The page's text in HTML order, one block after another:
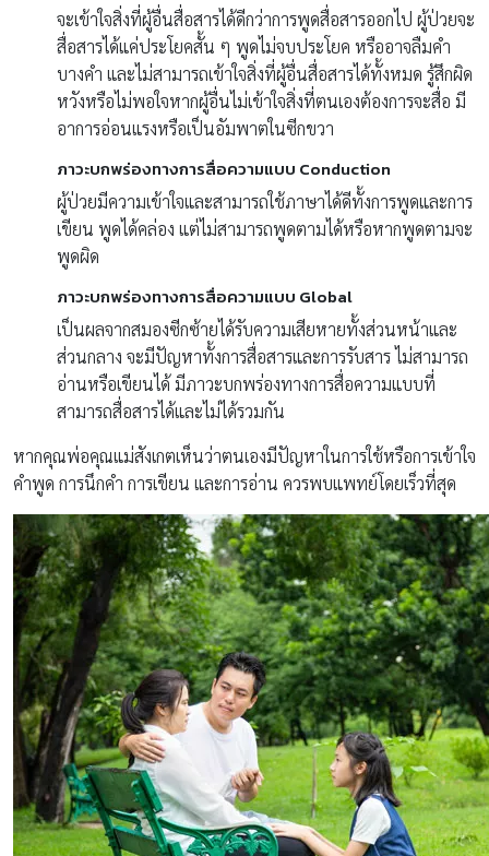
จะเข้าใจสิ่งที่ผู้อื่นสื่อสารได้ดีกว่าการพูดสื่อสารออกไป ผู้ป่วยจะ
สื่อสารได้แค่ประโยคสั้น ๆ พูดไม่จบประโยค หรืออาจลืมคำ
บางคำ และไม่สามารถเข้าใจสิ่งที่ผู้อื่นสื่อสารได้ทั้งหมด รู้สึกผิด
หวังหรือไม่พอใจหากผู้อื่นไม่เข้าใจสิ่งที่ตนเองต้องการจะสื่อ มี
อาการอ่อนแรงหรือเป็นอัมพาตในซีกขวา
ภาวะบกพร่องทางการสื่อความแบบ Conduction
ผู้ป่วยมีความเข้าใจและสามารถใช้ภาษาได้ดีทั้งการพูดและการ
เขียน พูดได้คล่อง แต่ไม่สามารถพูดตามได้หรือหากพูดตามจะ
พูดผิด
ภาวะบกพร่องทางการสื่อความแบบ Global
เป็นผลจากสมองซีกซ้ายได้รับความเสียหายทั้งส่วนหน้าและ
ส่วนกลาง จะมีปัญหาทั้งการสื่อสารและการรับสาร ไม่สามารถ
อ่านหรือเขียนได้ มีภาวะบกพร่องทางการสื่อความแบบที่
สามารถสื่อสารได้และไม่ได้รวมกัน
หากคุณพ่อคุณแม่สังเกตเห็นว่าตนเองมีปัญหาในการใช้หรือการเข้าใจ
คำพูด การนึกคำ การเขียน และการอ่าน ควรพบแพทย์โดยเร็วที่สุด